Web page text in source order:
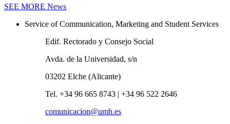
SEE MORE News
Service of Communication, Marketing and Student Services
Edif. Rectorado y Consejo Social
Avda. de la Universidad, s/n
03202 Elche (Alicante)
Tel. +34 96 665 8743 | +34 96 522 2646
comunicacion@umh.es